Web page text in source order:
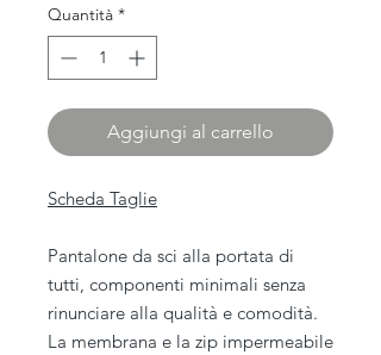
Quantità *
Aggiungi al carrello
Scheda Taglie
Pantalone da sci alla portata di
tutti, componenti minimali senza
rinunciare alla qualità e comodità.
La membrana e la zip impermeabile